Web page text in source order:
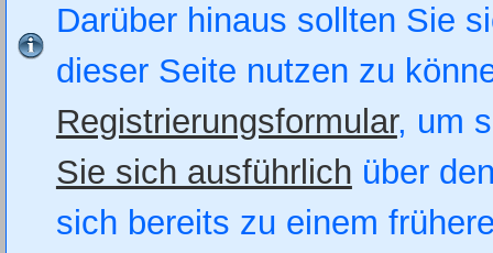
Darüber hinaus sollten Sie
dieser Seite nutzen zu
Registrierungsformular, um
Sie sich ausführlich über
sich bereits zu einem